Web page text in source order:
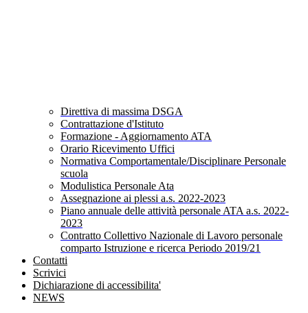
Direttiva di massima DSGA
Contrattazione d'Istituto
Formazione - Aggiornamento ATA
Orario Ricevimento Uffici
Normativa Comportamentale/Disciplinare Personale
scuola
Modulistica Personale Ata
Assegnazione ai plessi a.s. 2022-2023
Piano annuale delle attività personale ATA a.s. 2022-
2023
Contratto Collettivo Nazionale di Lavoro personale
comparto Istruzione e ricerca Periodo 2019/21
Contatti
Scrivici
Dichiarazione di accessibilita'
NEWS